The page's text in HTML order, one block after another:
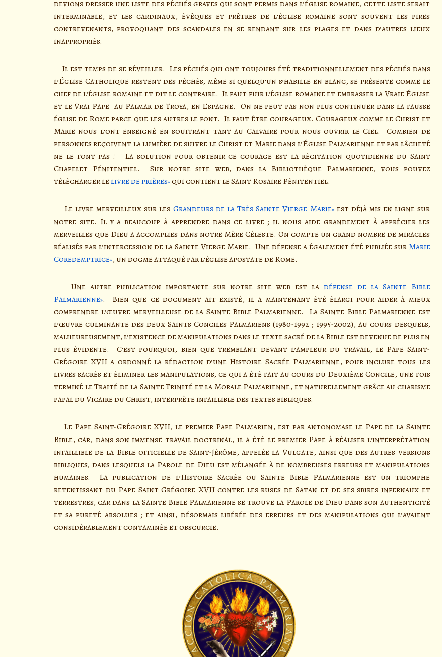
devions dresser une liste des péchés graves qui sont permis dans l’église romaine, cette liste serait
interminable, et les cardinaux, évêques et prêtres de l’église romaine sont souvent les pires
contrevenants, provoquant des scandales en se rendant sur les plages et dans d’autres lieux
inappropriés.
Il est temps de se réveiller. Les péchés qui ont toujours été traditionnellement des péchés dans
l’Église Catholique restent des péchés, même si quelqu’un s’habille en blanc, se présente comme le
chef de l’église romaine et dit le contraire. Il faut fuir l’église romaine et embrasser la Vraie Église
et le Vrai Pape au Palmar de Troya, en Espagne. On ne peut pas non plus continuer dans la fausse
église de Rome parce que les autres le font. Il faut être courageux. Courageux comme le Christ et
Marie nous l’ont enseigné en souffrant tant au Calvaire pour nous ouvrir le Ciel. Combien de
personnes reçoivent la lumière de suivre le Christ et Marie dans l’Église Palmarienne et par lâcheté
ne le font pas ! La solution pour obtenir ce courage est la récitation quotidienne du Saint
Chapelet Pénitentiel. Sur notre site web, dans la Bibliothèque Palmarienne, vous pouvez
télécharger lelivre de prières qui contient le Saint Rosaire Pénitentiel.
Le livre merveilleux sur les Grandeurs de la Très Sainte Vierge Marie est déjà mis en ligne sur
notre site. Il y a beaucoup à apprendre dans ce livre ; il nous aide grandement à apprécier les
merveilles que Dieu a accomplies dans notre Mère Céleste. On compte un grand nombre de miracles
réalisés par l’intercession de la Sainte Vierge Marie. Une défense a également été publiée surMarie
Coredemptrice , un dogme attaqué par l’église apostate de Rome.
Une autre publication importante sur notre site web est ladéfense de la Sainte Bible
Palmarienne . Bien que ce document ait existé, il a maintenant été élargi pour aider à mieux
comprendre l’œuvre merveilleuse de la Sainte Bible Palmarienne. La Sainte Bible Palmarienne est
l’œuvre culminante des deux Saints Conciles Palmariens (1980-1992 ; 1995-2002), au cours desquels,
malheureusement, l’existence de manipulations dans le texte sacré de la Bible est devenue de plus en
plus évidente. C’est pourquoi, bien que tremblant devant l’ampleur du travail, le Pape Saint-
Grégoire XVII a ordonné la rédaction d’une Histoire Sacrée Palmarienne, pour inclure tous les
livres sacrés et éliminer les manipulations, ce qui a été fait au cours du Deuxième Concile, une fois
terminé le Traité de la Sainte Trinité et la Morale Palmarienne, et naturellement grâce au charisme
papal du Vicaire du Christ, interprète infaillible des textes bibliques.
Le Pape Saint-Grégoire XVII, le premier Pape Palmarien, est par antonomase le Pape de la Sainte
Bible, car, dans son immense travail doctrinal, il a été le premier Pape à réaliser l’interprétation
infaillible de la Bible officielle de Saint-Jérôme, appelée la Vulgate, ainsi que des autres versions
bibliques, dans lesquels la Parole de Dieu est mélangée à de nombreuses erreurs et manipulations
humaines. La publication de l’Histoire Sacrée ou Sainte Bible Palmarienne est un triomphe
retentissant du Pape Saint Grégoire XVII contre les ruses de Satan et de ses sbires infernaux et
terrestres, car dans la Sainte Bible Palmarienne se trouve la Parole de Dieu dans son authenticité
et sa pureté absolues ; et ainsi, désormais libérée des erreurs et des manipulations qui l’avaient
considérablement contaminée et obscurcie.